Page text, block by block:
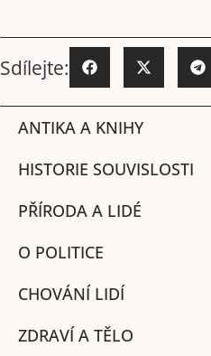
Sdílejte:
ANTIKA A KNIHY
HISTORIE SOUVISLOSTI
PŘÍRODA A LIDÉ
O POLITICE
CHOVÁNÍ LIDÍ
ZDRAVÍ A TĚLO